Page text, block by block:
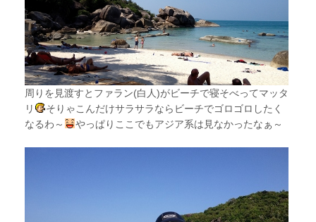
周りを見渡すとファラン(白人)がビーチで寝そべってマッタ
リ
そりゃこんだけサラサラならビーチでゴロゴロしたく
なるわ～
やっぱりここでもアジア系は見なかったなぁ～